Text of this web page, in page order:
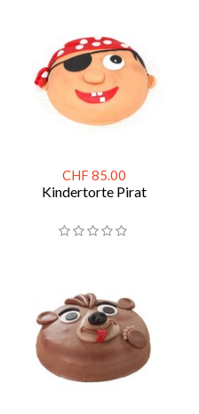
CHF 85.00
Kindertorte Pirat